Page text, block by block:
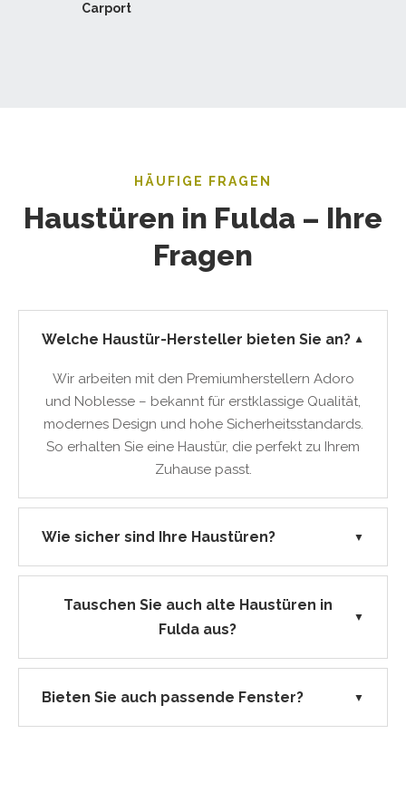
Carport
HÄUFIGE FRAGEN
Haustüren in Fulda – Ihre
Fragen
Welche Haustür-Hersteller bieten Sie an? ▼
Wir arbeiten mit den Premiumherstellern Adoro
und Noblesse – bekannt für erstklassige Qualität,
modernes Design und hohe Sicherheitsstandards.
So erhalten Sie eine Haustür, die perfekt zu Ihrem
Zuhause passt.
Wie sicher sind Ihre Haustüren? ▼
Tauschen Sie auch alte Haustüren in
Fulda aus?
▼
Bieten Sie auch passende Fenster? ▼